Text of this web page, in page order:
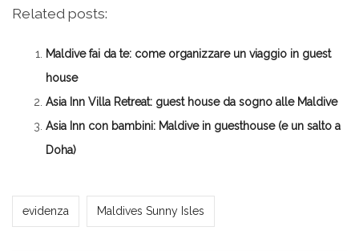
su
Facebook
in
una
finestra)
condividere
su
apre
in
nuova
apre
in in
una
nuova
Related posts:
Maldive fai da te: come organizzare un viaggio in guest
house
Asia Inn Villa Retreat: guest house da sogno alle Maldive
Asia Inn con bambini: Maldive in guesthouse (e un salto a
Doha)
Milena Marchioni
evidenza
Maldives Sunny Isles